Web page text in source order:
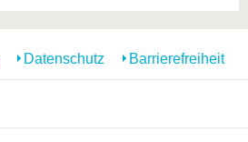
Datenschutz Barrierefreiheit